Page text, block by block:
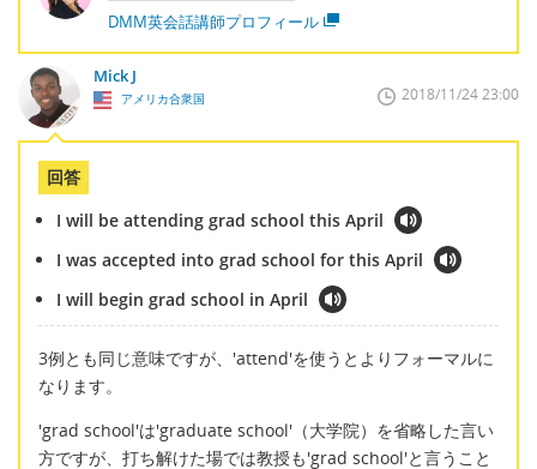
DMM英会話講師プロフィール
Mick J
アメリカ合衆国 2018/11/24 23:00
回答
I will be attending grad school this April
I was accepted into grad school for this April
I will begin grad school in April
3例とも同じ意味ですが、'attend'を使うとよりフォーマルに
なります。
'grad school'は'graduate school'（大学院）を省略した言い
方ですが、打ち解けた場では教授も'grad school'と言うこと